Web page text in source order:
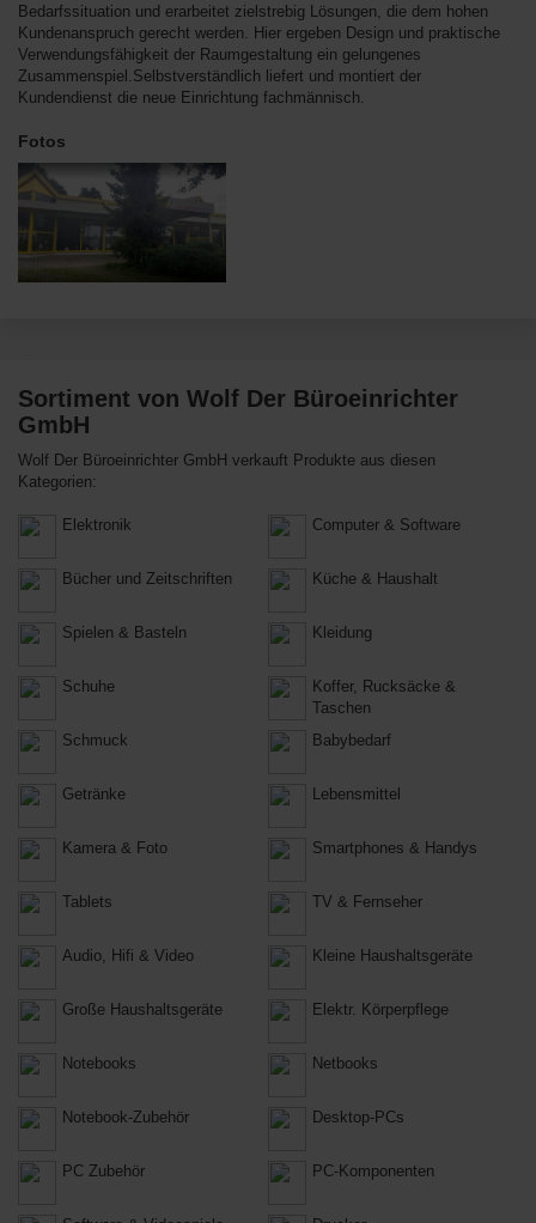
Bedarfssituation und erarbeitet zielstrebig Lösungen, die dem hohen
Kundenanspruch gerecht werden. Hier ergeben Design und praktische
Verwendungsfähigkeit der Raumgestaltung ein gelungenes
Zusammenspiel.Selbstverständlich liefert und montiert der
Kundendienst die neue Einrichtung fachmännisch.
Fotos
Sortiment von Wolf Der Büroeinrichter
GmbH
Wolf Der Büroeinrichter GmbH verkauft Produkte aus diesen
Kategorien:
Elektronik Computer & Software
Bücher und Zeitschriften Küche & Haushalt
Spielen & Basteln Kleidung
Schuhe
Koffer, Rucksäcke &
Taschen
Schmuck
Babybedarf
Getränke Lebensmittel
Kamera & Foto Smartphones & Handys
Tablets TV & Fernseher
Audio, Hifi & Video Kleine Haushaltsgeräte
Große Haushaltsgeräte Elektr. Körperpflege
Notebooks Netbooks
Notebook-Zubehör Desktop-PCs
PC Zubehör PC-Komponenten